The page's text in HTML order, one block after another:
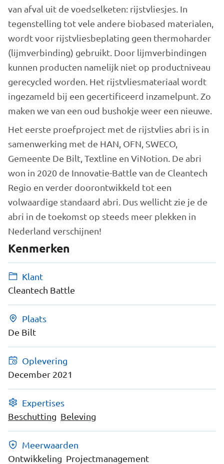
van afval uit de voedselketen: rijstvliesjes. In
tegenstelling tot vele andere biobased materialen,
wordt voor rijstvliesbeplating geen thermoharder
(lijmverbinding) gebruikt. Door lijmverbindingen
kunnen producten namelijk niet op productniveau
gerecycled worden. Het rijstvliesmateriaal wordt
ingezameld bij een gecertificeerd inzamelpunt. Zo
maken we van een oud bushokje weer een nieuwe.
Het eerste proefproject met de rijstvlies abri is in
samenwerking met de HAN, OFN, SWECO,
Gemeente De Bilt, Textline en ViNotion. De abri
won in 2020 de Innovatie-Battle van de Cleantech
Regio en verder doorontwikkeld tot een
volwaardige standaard abri. Dus wellicht zie je de
abri in de toekomst op steeds meer plekken in
Nederland verschijnen!
Kenmerken
Klant
Cleantech Battle
Plaats
De Bilt
Oplevering
December 2021
Expertises
Beschutting Beleving
Meerwaarden
Ontwikkeling Projectmanagement